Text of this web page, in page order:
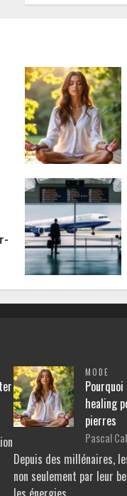
MODE
healing
pierres
Pascal
Depuis des millénaires,
non seulement par leur